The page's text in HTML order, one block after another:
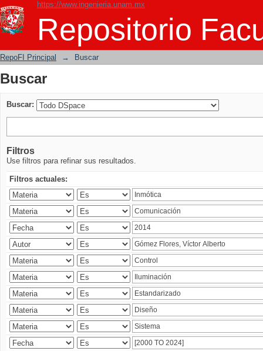
https://www.ingenieria.unam.mx
Repositorio
Buscar
RepoFI Principal → Buscar
Buscar
Buscar:
Filtros
Use filtros para refinar sus resultados.
Filtros actuales: